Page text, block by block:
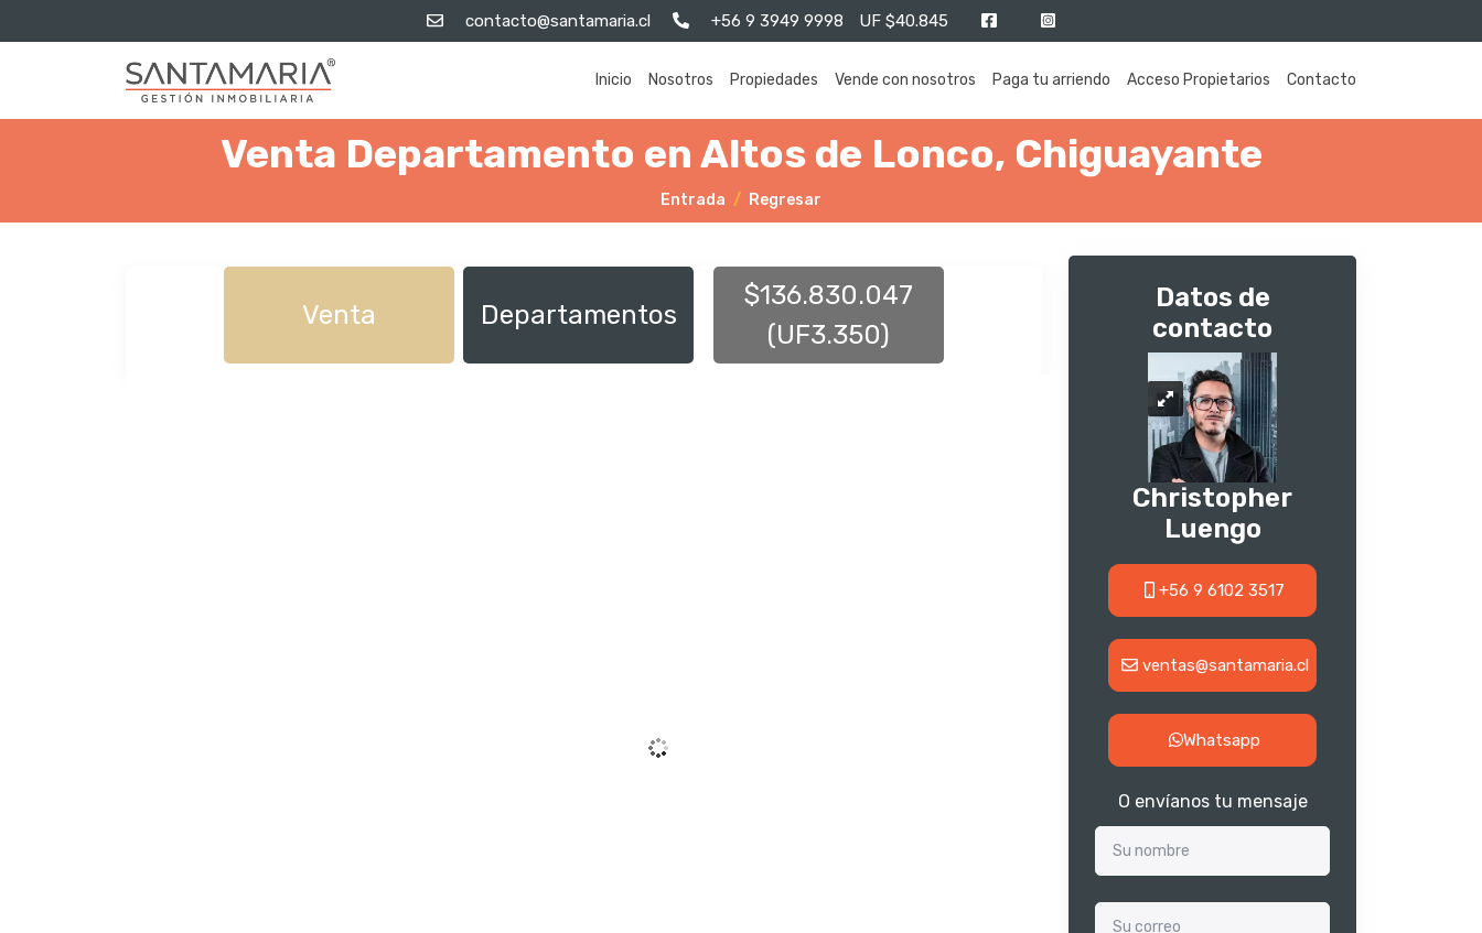
contacto@santamaria.cl +56 9 3949 9998 UF $40.845
Inicio Nosotros Propiedades Vende con nosotros Paga tu arriendo Acceso Propietarios Contacto
Venta Departamento en Altos de Lonco, Chiguayante
Entrada Regresar
Venta Departamentos
$136.830.047
(UF3.350)
Datos de
contacto
Christopher
Luengo
+56 9 6102 3517
ventas@santamaria.cl
Whatsapp
O envíanos tu mensaje